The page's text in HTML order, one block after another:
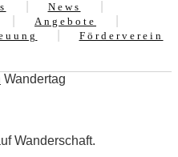
News
Angebote
Förderverein
Wandertag
Wanderschaft.